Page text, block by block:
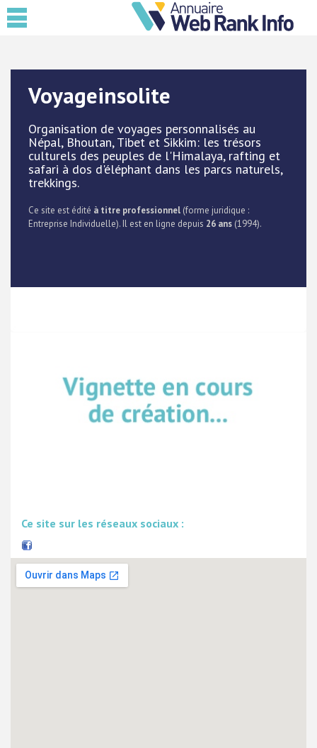
Voyageinsolite
Organisation de voyages personnalisés au
Népal, Bhoutan, Tibet et Sikkim: les trésors
culturels des peuples de l'Himalaya, rafting et
safari à dos d'éléphant dans les parcs naturels,
trekkings.
Ce site est édité à titre professionnel (forme juridique :
Entreprise Individuelle). Il est en ligne depuis 26 ans (1994).
Ce site sur les réseaux sociaux :